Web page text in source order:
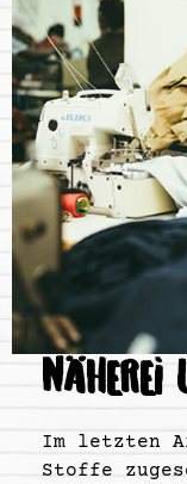
NÄHEREI
Im letzten
Stoffe